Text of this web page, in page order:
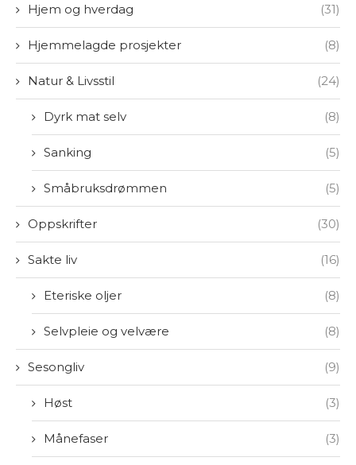
Hjem og hverdag (31)
Hjemmelagde prosjekter (8)
Natur & Livsstil (24)
Dyrk mat selv (8)
Sanking (5)
Småbruksdrømmen (5)
Oppskrifter (30)
Sakte liv (16)
Eteriske oljer (8)
Selvpleie og velvære (8)
Sesongliv (9)
Høst (3)
Månefaser (3)